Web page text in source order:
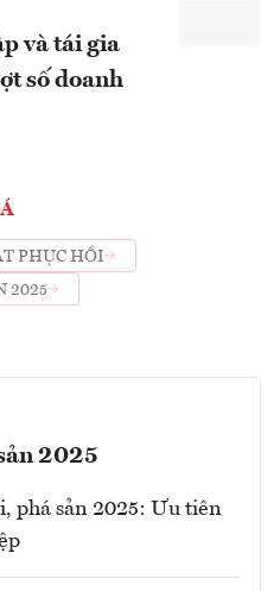
và tái gia
số doanh
PHỤC HỒI
2025
2025
phá sản 2025: Ưu tiên